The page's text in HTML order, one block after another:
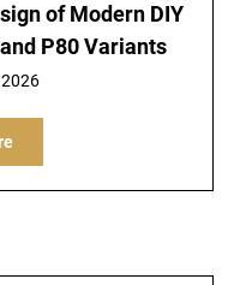
of Modern DIY
P80 Variants